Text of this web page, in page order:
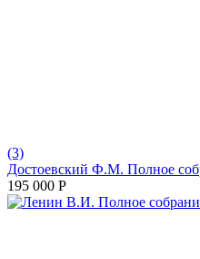
(3)
Достоевский Ф.М. Полное
195 000 Р